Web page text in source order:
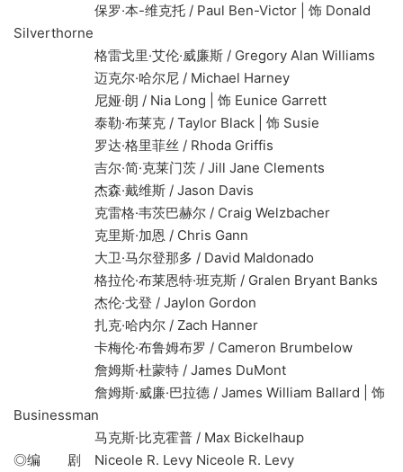
保罗·本-维克托 / Paul Ben-Victor | 饰 Donald
Silverthorne
格雷戈里·艾伦·威廉斯 / Gregory Alan Williams
迈克尔·哈尔尼 / Michael Harney
尼娅·朗 / Nia Long | 饰 Eunice Garrett
泰勒·布莱克 / Taylor Black | 饰 Susie
罗达·格里菲丝 / Rhoda Griffis
吉尔·简·克莱门茨 / Jill Jane Clements
杰森·戴维斯 / Jason Davis
克雷格·韦茨巴赫尔 / Craig Welzbacher
克里斯·加恩 / Chris Gann
大卫·马尔登那多 / David Maldonado
格拉伦·布莱恩特·班克斯 / Gralen Bryant Banks
杰伦·戈登 / Jaylon Gordon
扎克·哈内尔 / Zach Hanner
卡梅伦·布鲁姆布罗 / Cameron Brumbelow
詹姆斯·杜蒙特 / James DuMont
詹姆斯·威廉·巴拉德 / James William Ballard | 饰
Businessman
马克斯·比克霍普 / Max Bickelhaup
◎编 剧 Niceole R. Levy Niceole R. Levy